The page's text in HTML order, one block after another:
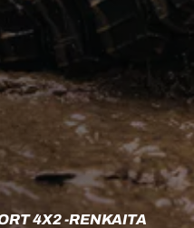
4X2 -RENKAITA